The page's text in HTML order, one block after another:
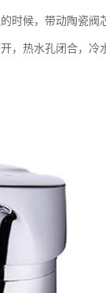
时候，带动陶瓷阀
，热水孔闭合，冷